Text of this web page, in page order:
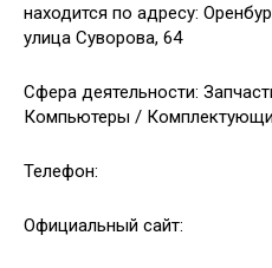
находится по адресу:
улица Суворова, 64
Сфера деятельности:
Компьютеры /
Телефон:
Официальный сайт: